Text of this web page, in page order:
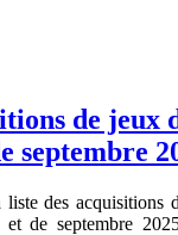
de jeux
septembre
liste des acquisitions
de septembre